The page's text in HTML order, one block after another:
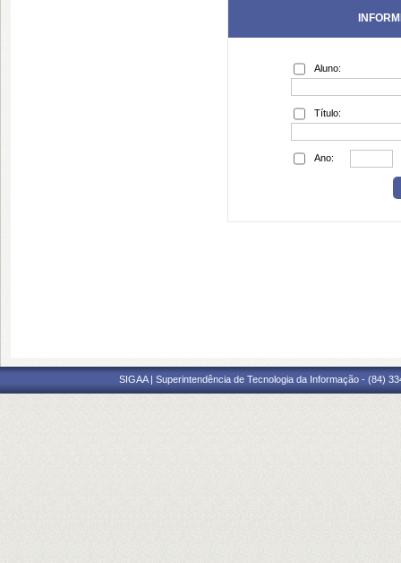
Aluno:
Título:
Ano:
SIGAA | Superintendência de Tecnologia da Informação - (84)